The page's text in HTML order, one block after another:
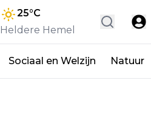
25°C
Heldere Hemel
Sociaal en Welzijn Natuur